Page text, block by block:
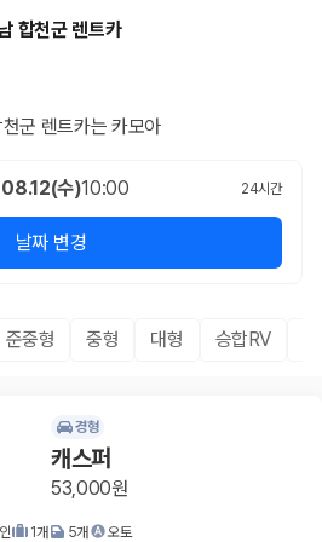
합천군 렌트카
군 렌트카는 카모아
08.12(수)10:00 24시간
날짜 변경
준중형 중형 대형 승합RV
경형
캐스퍼
53,000원
인 1개 5개 오토